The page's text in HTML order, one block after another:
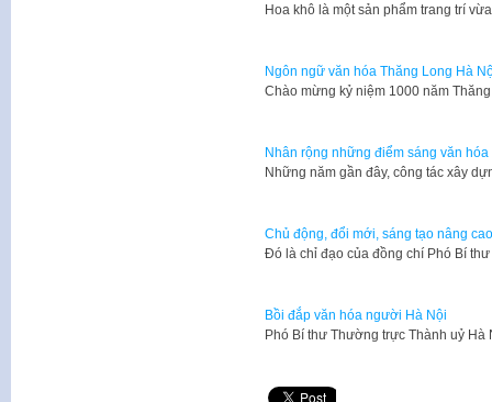
Hoa khô là một sản phẩm trang trí
Ngôn ngữ văn hóa Thăng Long Hà
​Chào mừng kỷ niệm 1000 năm
Nhân rộng những điểm sáng văn
Những năm gần đây, công tác xây
Chủ động, đổi mới, sáng tạo nâng
Đó là chỉ đạo của đồng chí Phó Bí
Bồi đắp văn hóa người Hà Nội
Phó Bí thư Thường trực Thành uỷ